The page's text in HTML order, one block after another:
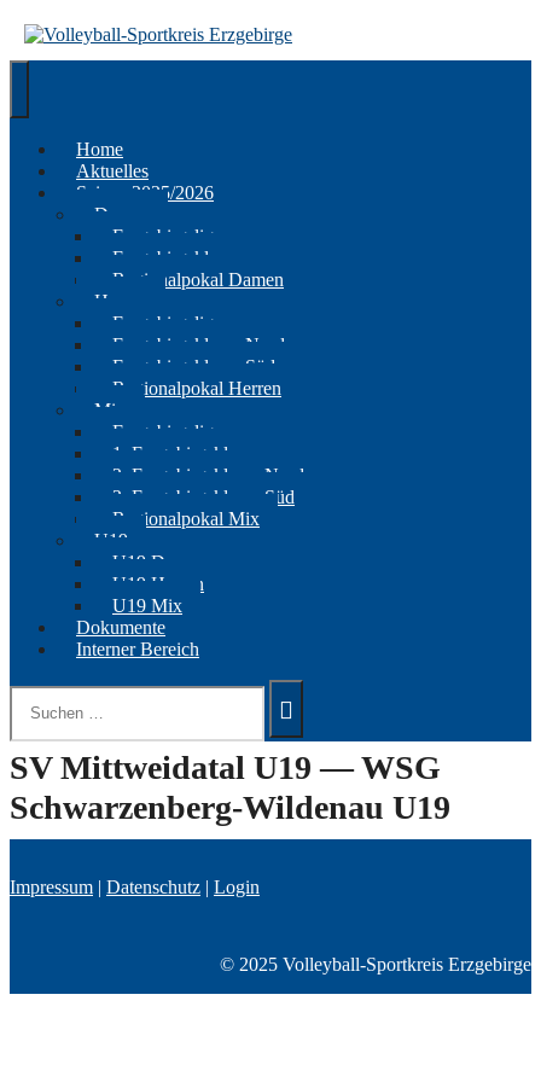
zum
Inhalt
Home
Aktuelles
Saison 2025/2026
Damen
Erzgebirgsliga
Erzgebirgsklasse
Regionalpokal Damen
Herren
Erzgebirgsliga
Erzgebirgsklasse Nord
Erzgebirgsklasse Süd
Regionalpokal Herren
Mix
Erzgebirgsliga
1. Erzgebirgsklasse
2. Erzgebirgsklasse Nord
2. Erzgebirgsklasse Süd
Regionalpokal Mix
U19
U19 Damen
U19 Herren
U19 Mix
Dokumente
Interner Bereich
Suchen
nach:
SV Mittweidatal U19 — WSG
Schwarzenberg-Wildenau U19
Impressum | Datenschutz | Login
© 2025 Volleyball-Sportkreis Erzgebirge